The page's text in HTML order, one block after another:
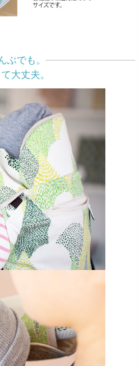
ぶでも。
大丈夫。